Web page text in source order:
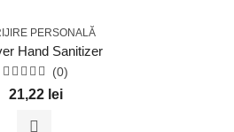
PERSONALĂ
Hand Sanitizer
Evaluat
la
(0)
21,22 lei